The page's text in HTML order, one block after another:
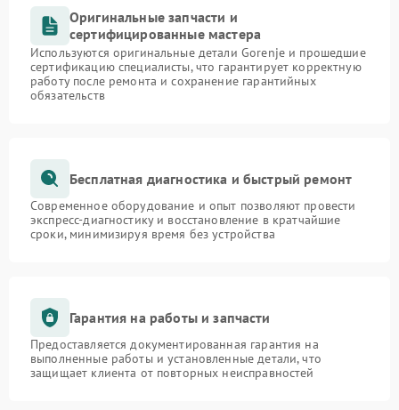
Оригинальные запчасти и
сертифицированные мастера
Используются оригинальные детали Gorenje и прошедшие
сертификацию специалисты, что гарантирует корректную
работу после ремонта и сохранение гарантийных
обязательств
Бесплатная диагностика и быстрый ремонт
Современное оборудование и опыт позволяют провести
экспресс-диагностику и восстановление в кратчайшие
сроки, минимизируя время без устройства
Гарантия на работы и запчасти
Предоставляется документированная гарантия на
выполненные работы и установленные детали, что
защищает клиента от повторных неисправностей